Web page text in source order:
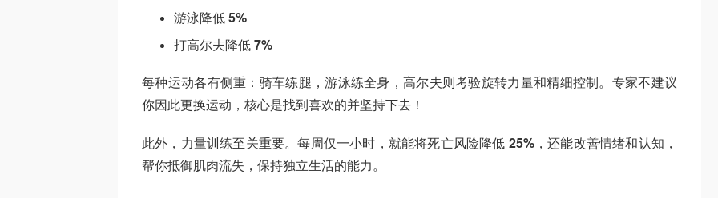
游泳降低5%
打高尔夫降低7%
每种运动各有侧重：骑车练腿，游泳练全身，高尔夫则考验旋转力量和精细控制。专家不建议
你因此更换运动，核心是找到喜欢的并坚持下去！
此外，力量训练至关重要。每周仅一小时，就能将死亡风险降低 25%，还能改善情绪和认知，
帮你抵御肌肉流失，保持独立生活的能力。